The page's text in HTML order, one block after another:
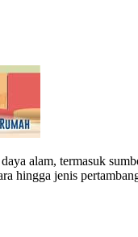
daya alam, termasuk
hingga jenis